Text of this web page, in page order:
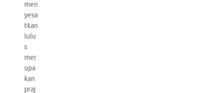
men
yesa
tkan
lulu
s
mer
upa
kan
praj